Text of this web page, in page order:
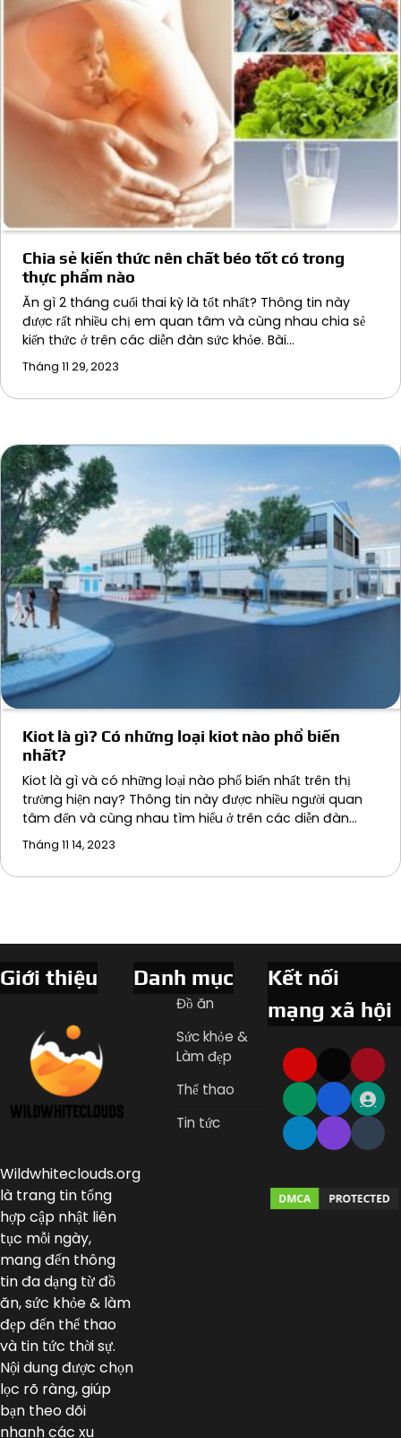
Chia sẻ kiến thức nên chất béo tốt có trong
thực phẩm nào
Ăn gì 2 tháng cuối thai kỳ là tốt nhất? Thông tin này
được rất nhiều chị em quan tâm và cùng nhau chia sẻ
kiến thức ở trên các diễn đàn sức khỏe. Bài…
Tháng 11 29, 2023
Kiot là gì? Có những loại kiot nào phổ biến
nhất?
Kiot là gì và có những loại nào phổ biến nhất trên thị
trường hiện nay? Thông tin này được nhiều người quan
tâm đến và cùng nhau tìm hiểu ở trên các diễn đàn…
Tháng 11 14, 2023
Giới thiệu
Wildwhiteclouds.org
là trang tin tổng
hợp cập nhật liên
tục mỗi ngày,
mang đến thông
tin đa dạng từ đồ
ăn, sức khỏe & làm
đẹp đến thể thao
và tin tức thời sự.
Nội dung được chọn
lọc rõ ràng, giúp
bạn theo dõi
nhanh các xu
Danh mục
Đồ ăn
Sức khỏe &
Làm đẹp
Thể thao
Tin tức
Kết nối
mạng xã hội